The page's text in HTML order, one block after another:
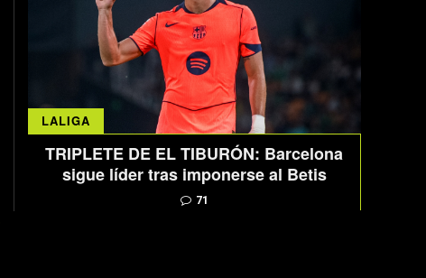
LALIGA
TRIPLETE DE EL TIBURÓN: Barcelona
sigue líder tras imponerse al Betis
71